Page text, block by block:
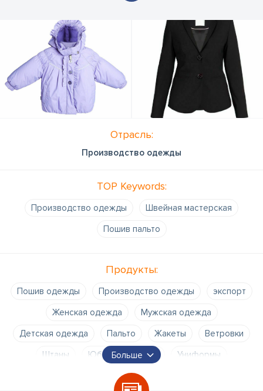
Отрасль:
Производство одежды
TOP Keywords:
Производство одежды
Швейная мастерская
Пошив пальто
Продукты:
Пошив одежды Производство одежды
экспорт
Женская одежда
Мужская одежда
Детская одежда
Пальто Жакеты
Ветровки
Штаны
Юбки Платья
Униформы
Классическая одежда
Больше